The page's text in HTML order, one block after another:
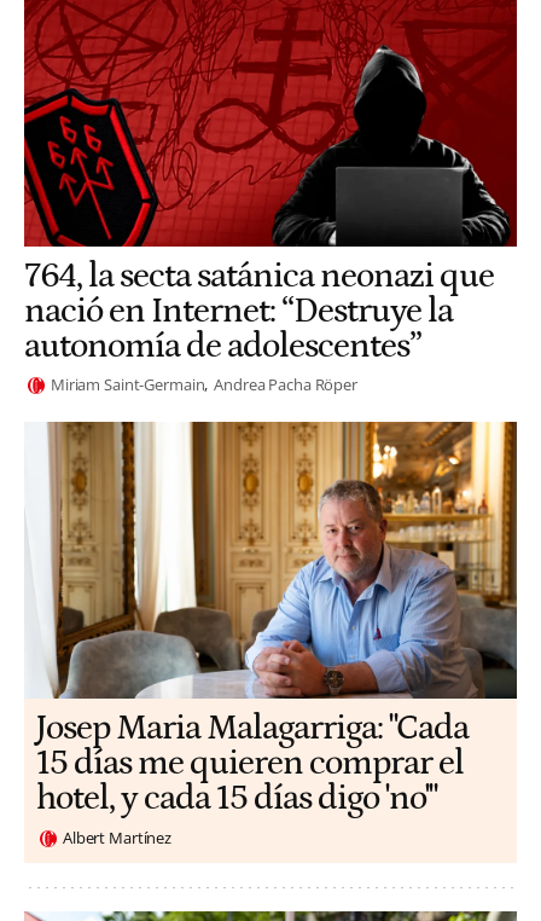
764, la secta satánica neonazi que
nació en Internet: “Destruye la
autonomía de adolescentes”
Miriam Saint-Germain Andrea Pacha Röper
​​Josep Maria Malagarriga: "Cada
15 días me quieren comprar el
hotel, y cada 15 días digo 'no'"
Albert Martínez